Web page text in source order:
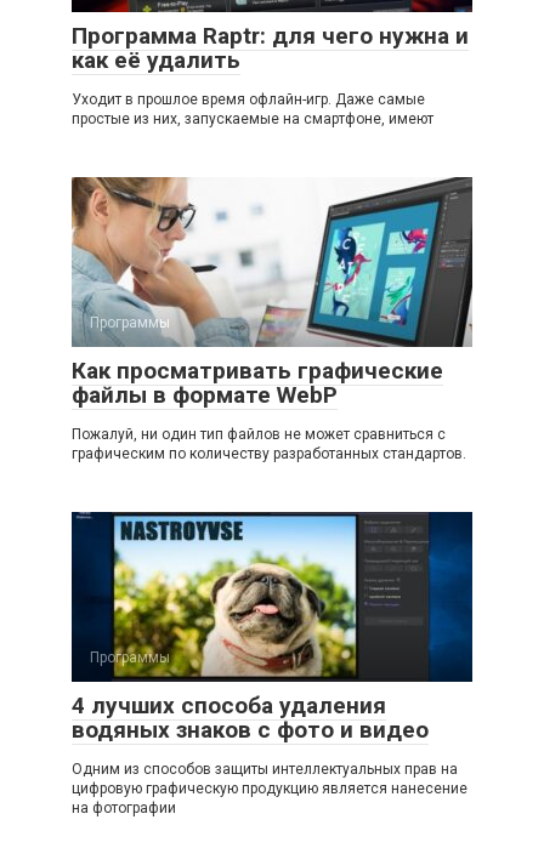
Программа Raptr: для чего нужна и
как её удалить
Уходит в прошлое время офлайн-игр. Даже самые
простые из них, запускаемые на смартфоне, имеют
Программы
Как просматривать графические
файлы в формате WebP
Пожалуй, ни один тип файлов не может сравниться с
графическим по количеству разработанных стандартов.
Программы
4 лучших способа удаления
водяных знаков с фото и видео
Одним из способов защиты интеллектуальных прав на
цифровую графическую продукцию является нанесение
на фотографии